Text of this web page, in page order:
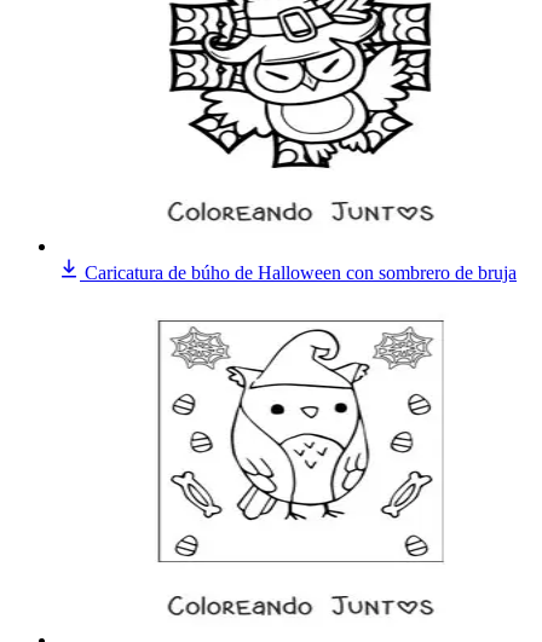
Caricatura de búho de Halloween con sombrero de bruja